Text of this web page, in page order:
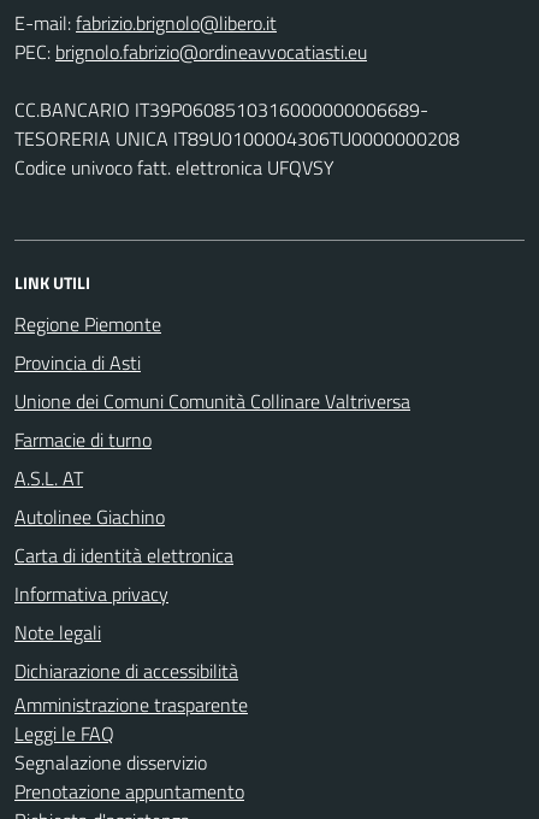
E-mail:
PEC:
CC.BANCARIO IT39P0608510316000000006689-
TESORERIA UNICA IT89U0100004306TU0000000208
Codice univoco fatt. elettronica UFQVSY
LINK UTILI
Regione Piemonte
Provincia di Asti
Unione dei Comuni Comunità Collinare Valtriversa
Farmacie di turno
A.S.L. AT
Autolinee Giachino
Carta di identità elettronica
Informativa privacy
Note legali
Dichiarazione di accessibilità
Amministrazione trasparente
Leggi le FAQ
Segnalazione disservizio
Prenotazione appuntamento